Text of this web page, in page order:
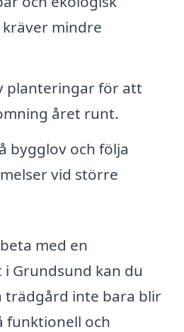
mindre
planteringar för att
året runt.
bygglov och följa
vid större
med en
Grundsund kan du
trädgård inte bara blir
funktionell och